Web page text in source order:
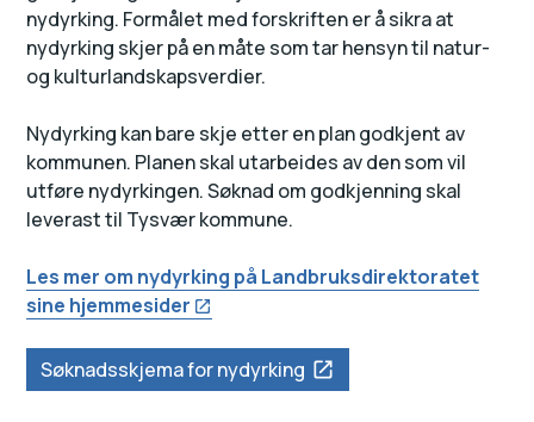
nydyrking. Formålet med forskriften er å sikra at
nydyrking skjer på en måte som tar hensyn til natur-
og kulturlandskapsverdier.
Nydyrking kan bare skje etter en plan godkjent av
kommunen. Planen skal utarbeides av den som vil
utføre nydyrkingen. Søknad om godkjenning skal
leverast til Tysvær kommune.
Les mer om nydyrking på Landbruksdirektoratet
sine hjemmesider
Søknadsskjema for nydyrking